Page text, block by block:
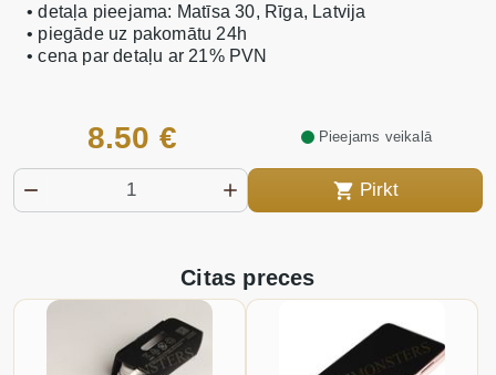
8.50 €
Pirkt
Pieejams veikalā
• detaļa pieejama: Matīsa 30, Rīga, Latvija
• piegāde uz pakomātu 24h
• cena par detaļu ar 21% PVN
Citas preces